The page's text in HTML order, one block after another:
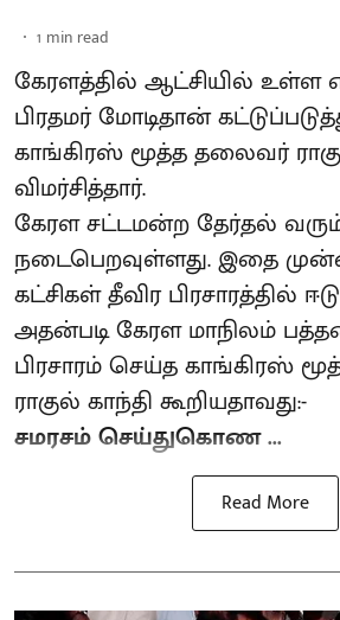
1 min read
கேரளத்தில் ஆட்சியில் உள்ள
பிரதமர் மோடிதான்
காங்கிரஸ் மூத்த தலைவர்
விமர்சித்தார்.
கேரள சட்டமன்ற தேர்தல்
நடைபெறவுள்ளது. இதை
கட்சிகள் தீவிர பிரசாரத்தில்
அதன்படி கேரள மாநிலம்
பிரசாரம் செய்த காங்கிரஸ்
ராகுல் காந்தி கூறியதாவது:-
சமரசம் செய்துகொண ...
Read More